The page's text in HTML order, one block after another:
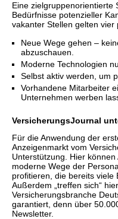
Eine zielgruppenorientierte
Bedürfnisse potenzieller
vakanter Stellen gelten vier
Neue Wege gehen –
abzuschauen.
Moderne Technologien
Selbst aktiv werden, um
Vorhandene Mitarbeiter
Unternehmen werben
VersicherungsJournal
Für die Anwendung der
Anzeigenmarkt vom
Unterstützung. Hier können
moderne Wege der
profitieren, die bereits viele
Außerdem „treffen sich“
Versicherungsbranche
garantiert, denn über
Newsletter.